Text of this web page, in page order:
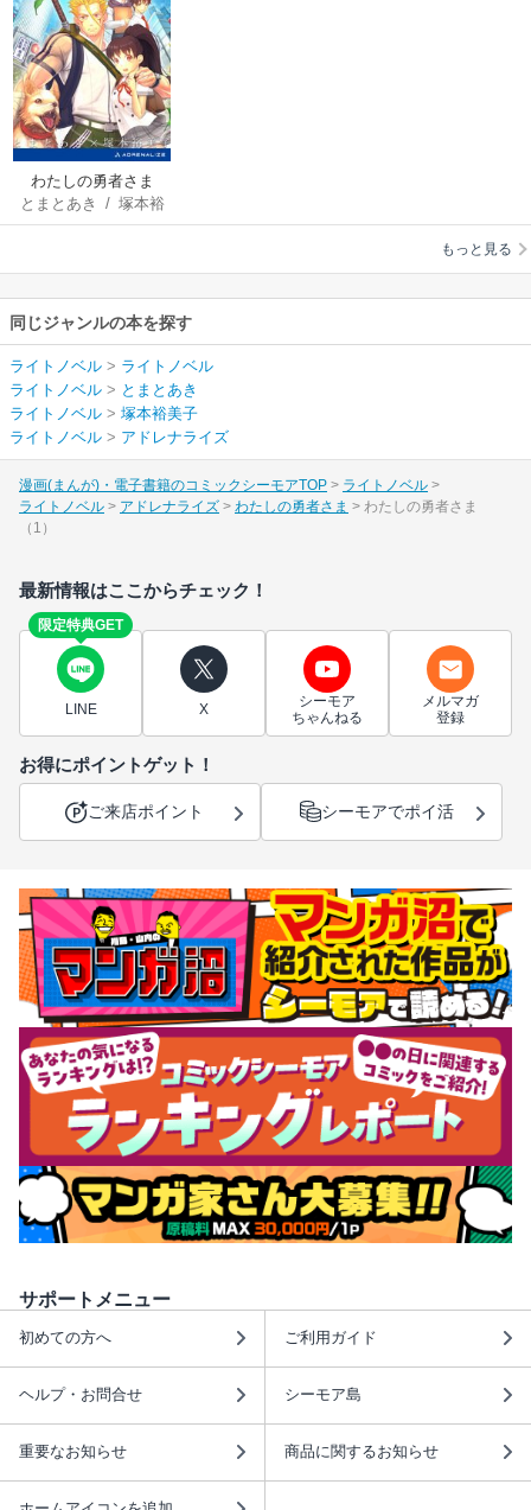
わたしの勇者さま
とまとあき
/ 塚本裕
美子
もっと見る
同じジャンルの本を探す
ライトノベル > ライトノベル
ライトノベル > とまとあき
ライトノベル > 塚本裕美子
ライトノベル > アドレナライズ
漫画(まんが)・電子書籍のコミックシーモアTOP
ライトノベル
ライトノベル
アドレナライズ わたしの勇者さま
わたしの勇者さま
（1）
最新情報はここからチェック！
限定特典GET
LINE X
シーモア
ちゃんねる
メルマガ
登録
お得にポイントゲット！
ご来店ポイント シーモアでポイ活
サポートメニュー
初めての方へ ご利用ガイド
ヘルプ・お問合せ シーモア島
重要なお知らせ 商品に関するお知らせ